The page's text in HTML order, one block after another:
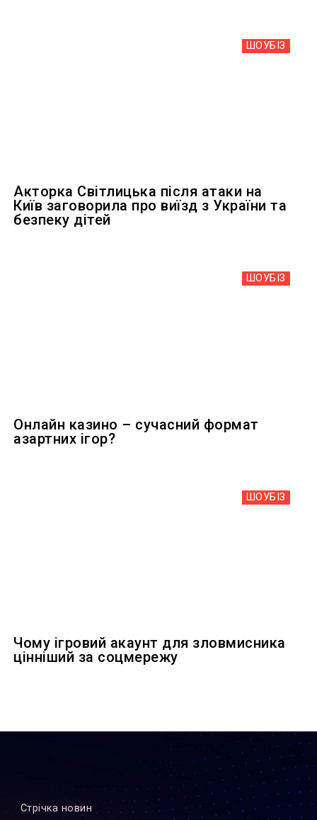
ШОУБIЗ
Акторка Світлицька після атаки на
Київ заговорила про виїзд з України та
безпеку дітей
ШОУБIЗ
Онлайн казино – сучасний формат
азартних ігор?
ШОУБIЗ
Чому ігровий акаунт для зловмисника
цінніший за соцмережу
Стрiчка новин